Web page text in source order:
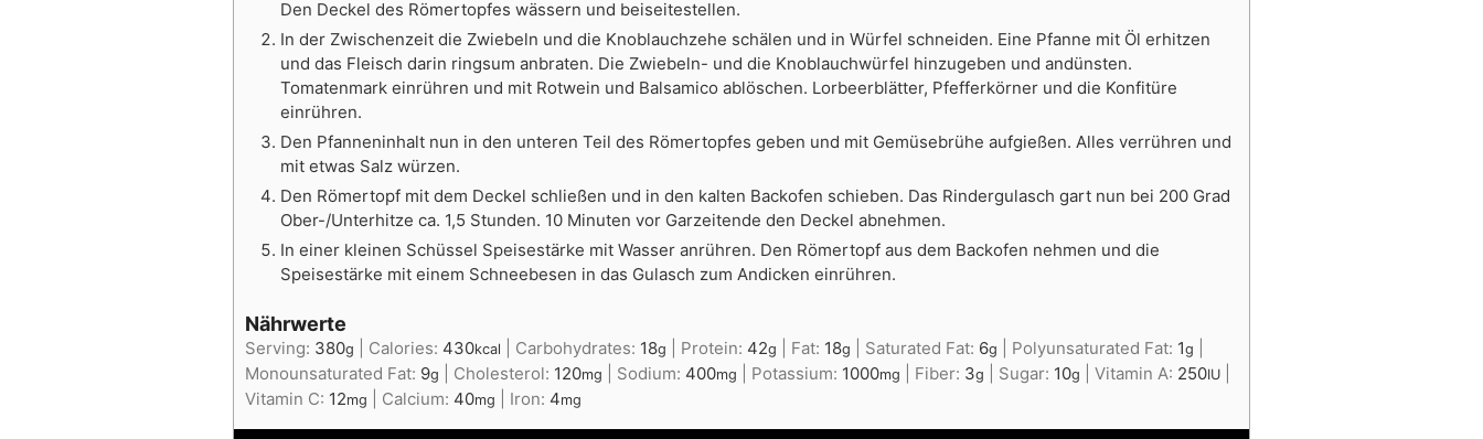
Den Deckel des Römertopfes wässern und beiseitestellen.
In der Zwischenzeit die Zwiebeln und die Knoblauchzehe schälen und in Würfel schneiden. Eine Pfanne mit Öl erhitzen
und das Fleisch darin ringsum anbraten. Die Zwiebeln- und die Knoblauchwürfel hinzugeben und andünsten.
Tomatenmark einrühren und mit Rotwein und Balsamico ablöschen. Lorbeerblätter, Pfefferkörner und die Konfitüre
einrühren.
Den Pfanneninhalt nun in den unteren Teil des Römertopfes geben und mit Gemüsebrühe aufgießen. Alles verrühren und
mit etwas Salz würzen.
Den Römertopf mit dem Deckel schließen und in den kalten Backofen schieben. Das Rindergulasch gart nun bei 200 Grad
Ober-/Unterhitze ca. 1,5 Stunden. 10 Minuten vor Garzeitende den Deckel abnehmen.
In einer kleinen Schüssel Speisestärke mit Wasser anrühren. Den Römertopf aus dem Backofen nehmen und die
Speisestärke mit einem Schneebesen in das Gulasch zum Andicken einrühren.
Nährwerte
Serving: 380g Calories: 430kcal Carbohydrates: 18g Protein: 42g Fat: 18g Saturated Fat: 6g Polyunsaturated Fat: 1g
Monounsaturated Fat: 9g Cholesterol: 120mg Sodium: 400mg Potassium: 1000mg Fiber: 3g Sugar: 10g |Vitamin A: 250IU
Vitamin C: 12mg Calcium: 40mg Iron: 4mg